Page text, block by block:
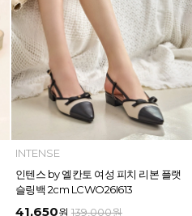
INTENSE
인텐스 by 엘칸토 여성 피치 리본 플랫
슬링백 2cm LCWO26I613
41,650원 139,000원